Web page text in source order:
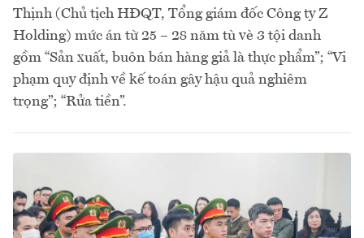
Thịnh (Chủ tịch HĐQT, Tổng giám đốc Công ty Z
Holding) mức án từ 25 – 28 năm tù vè 3 tội danh
gồm “Sản xuất, buôn bán hàng giả là thực phẩm”; “Vi
phạm quy định về kế toán gây hậu quả nghiêm
trọng”; “Rửa tiền”.